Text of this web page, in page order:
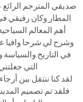
صديقي المترجم
المطار وكان رفيقي
أهم المعالم
وشرح لي شرحا وافيا
في التاريخ والسياسة
التي
لقد كنا ننتقل بين
فلقد تم تصميم